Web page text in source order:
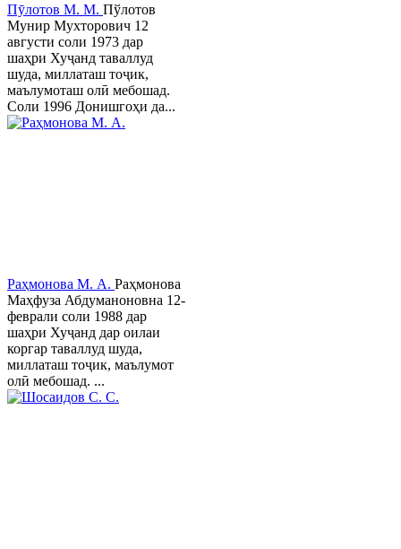
Пӯлотов М. М. Пўлотов
Мунир Мухторович 12
августи соли 1973 дар
шаҳри Хуҷанд таваллуд
шуда, миллаташ тоҷик,
маълумоташ олӣ мебошад.
Соли 1996 Донишгоҳи да...
Раҳмонова М. А. Раҳмонова
Маҳфуза Абдуманоновна 12-
феврали соли 1988 дар
шаҳри Хуҷанд дар оилаи
коргар таваллуд шуда,
миллаташ тоҷик, маълумот
олӣ мебошад. ...